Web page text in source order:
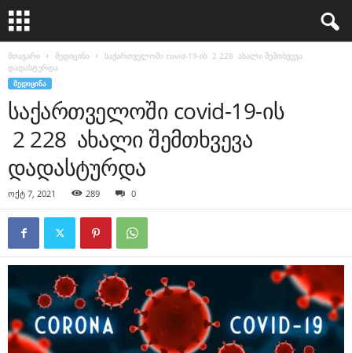
მთავარი მედიცინა
საქართველოში covid-19-ის 2 228 ახალი შემთხვევა
დადასტურდა
ᲛᲔᲓᲘᲪᲘᲜᲐ
საქართველოში covid-19-ის
2 228 ახალი შემთხვევა
დადასტურდა
ოქტ 7, 2021 289 0